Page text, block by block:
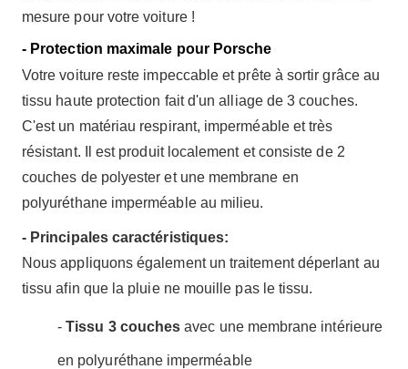
mesure pour votre voiture !
- Protection maximale pour Porsche
Votre voiture reste impeccable et prête à sortir grâce au
tissu haute protection fait d'un alliage de 3 couches.
C'est un matériau respirant, imperméable et très
résistant. Il est produit localement et consiste de 2
couches de polyester et une membrane en
polyuréthane imperméable au milieu.
- Principales caractéristiques:
Nous appliquons également un traitement déperlant au
tissu afin que la pluie ne mouille pas le tissu.
-Tissu 3 couches avec une membrane intérieure
en polyuréthane imperméable